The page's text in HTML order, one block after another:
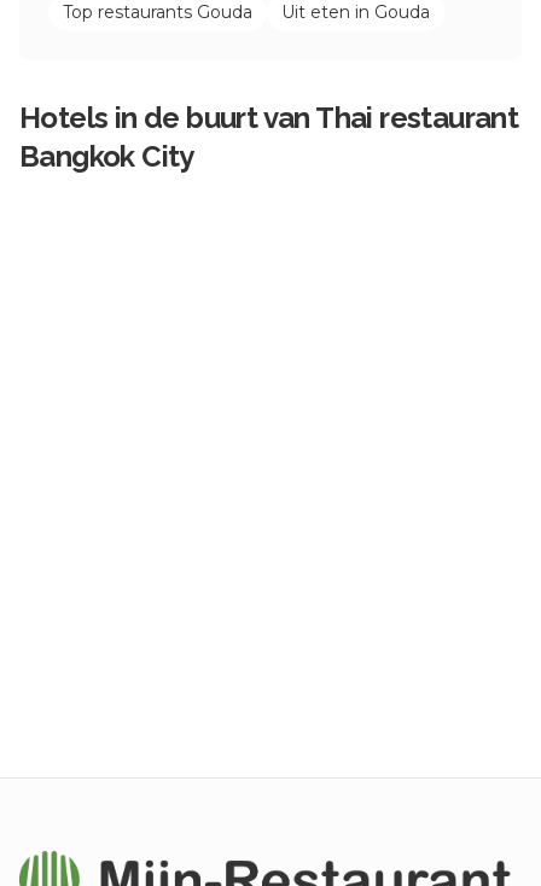
Top restaurants Gouda Uit eten in Gouda
Hotels in de buurt van Thai restaurant
Bangkok City